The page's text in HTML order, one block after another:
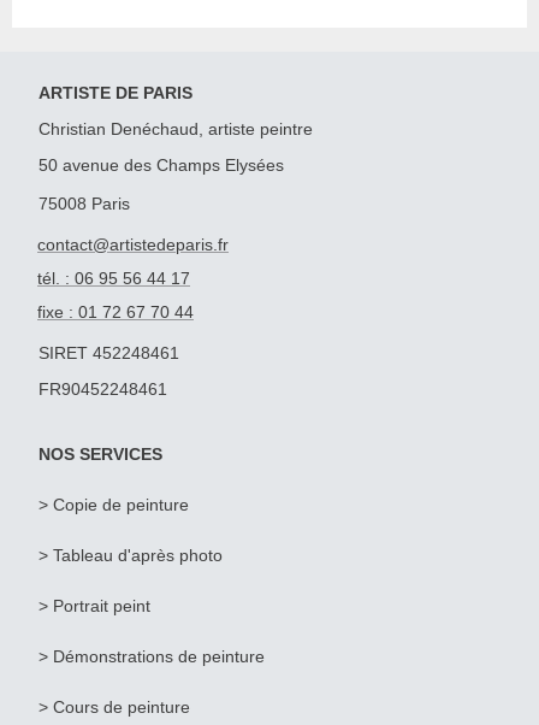
ARTISTE DE PARIS
Christian Denéchaud, artiste peintre
50 avenue des Champs Elysées
75008 Paris
contact@artistedeparis.fr
tél. : 06 95 56 44 17
fixe : 01 72 67 70 44
SIRET 452248461
FR90452248461
NOS SERVICES
> Copie de peinture
> Tableau d'après photo
> Portrait peint
> Démonstrations de peinture
> Cours de peinture